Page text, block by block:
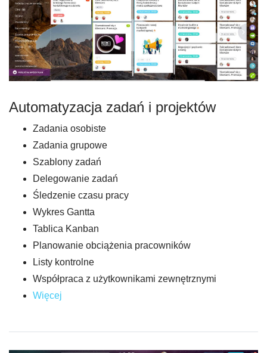
Automatyzacja zadań i projektów
Zadania osobiste
Zadania grupowe
Szablony zadań
Delegowanie zadań
Śledzenie czasu pracy
Wykres Gantta
Tablica Kanban
Planowanie obciążenia pracowników
Listy kontrolne
Współpraca z użytkownikami zewnętrznymi
Więcej